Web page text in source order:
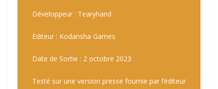
Développeur : Tearyhand
Editeur : Kodansha Games
Date de Sortie : 2 octobre 2023
Testé sur une version presse fournie par l’éditeur